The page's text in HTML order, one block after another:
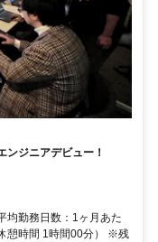
ンジニアデビュー！
均勤務日数：1ヶ月あた
憩時間 1時間00分） ※残